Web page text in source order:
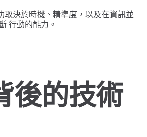
取決於時機、精準度，以及在資訊並
行動的能力。
後的技術